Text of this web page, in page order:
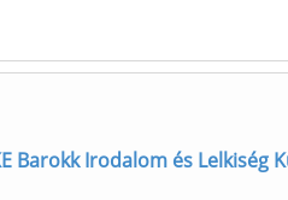
Barokk Irodalom és Lelkiség